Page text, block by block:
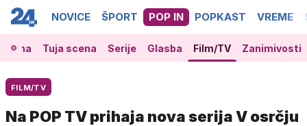
NOVICE ŠPORT POP IN POPKAST VREME
Tuja scena Serije Glasba Film/TV Zanimivosti
FILM/TV
Na POP TV prihaja nova serija V osrčju